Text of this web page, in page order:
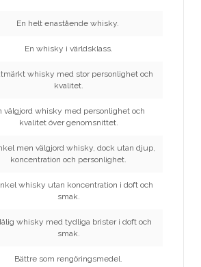
En helt enastående whisky.
En whisky i världsklass.
whisky med stor personlighet och
kvalitet.
välgjord whisky med personlighet och
kvalitet över genomsnittet.
men välgjord whisky, dock utan djup,
koncentration och personlighet.
whisky utan koncentration i doft och
smak.
whisky med tydliga brister i doft och
smak.
Bättre som rengöringsmedel.